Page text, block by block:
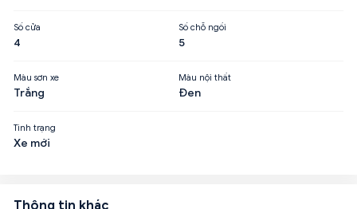
Số cửa
4
Số chỗ ngồi
5
Màu sơn xe
Trắng
Màu nội thất
Đen
Tình trạng
Xe mới
Thông tin khác